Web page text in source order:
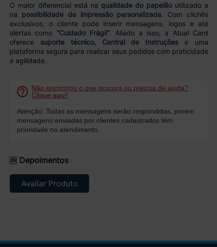
O maior diferencial está na qualidade do papelão utilizado e
na possibilidade de impressão personalizada. Com clichês
exclusivos, o cliente pode inserir mensagens, logos e até
alertas como “Cuidado Frágil”. Aliado a isso, a Atual Card
oferece suporte técnico, Central de Instruções e uma
plataforma segura para realizar seus pedidos com praticidade
e agilidade.
Não encontrou o que procura ou precisa de ajuda?
Clique aqui!
Atenção: Todas as mensagens serão respondidas, porém
mensagens enviadas por clientes cadastrados têm
prioridade no atendimento.
Depoimentos
Avaliar Produto